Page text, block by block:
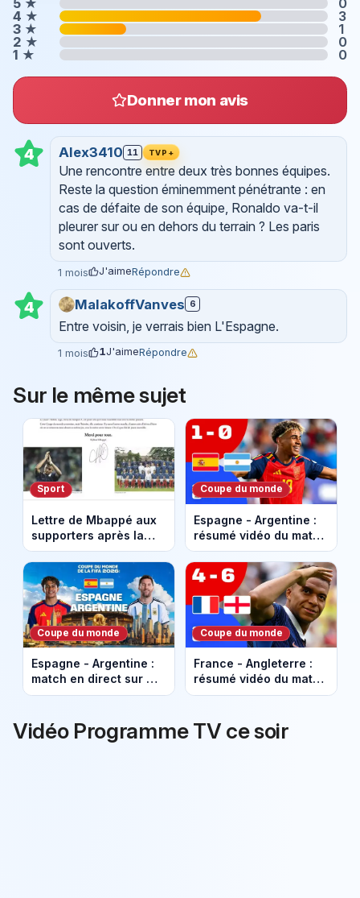
4 ★
3
3 ★
1
2 ★
0
1 ★ 0
Donner mon avis
4 Alex3410 11 TVP+
Une rencontre entre deux très bonnes équipes.
Reste la question éminemment pénétrante : en
cas de défaite de son équipe, Ronaldo va-t-il
pleurer sur ou en dehors du terrain ? Les paris
sont ouverts.
1 mois J'aimeRépondre
4 MalakoffVanves 6
Entre voisin, je verrais bien L'Espagne.
1 mois 1J'aimeRépondre
Sur le même sujet
Sport
Lettre de Mbappé aux
supporters après la
Coupe du monde :
"Merci pour tout"
Coupe du monde
Espagne - Argentine :
résumé vidéo du match
(Finale de la Coupe du
Monde 2026)
Coupe du monde
Espagne - Argentine :
match en direct sur M6
(Finale de la Coupe du
Coupe du monde
France - Angleterre :
résumé vidéo du match
pour la 3e place de la
Vidéo Programme TV ce soir